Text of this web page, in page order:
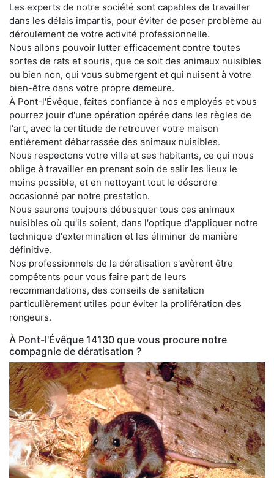
Les experts de notre société sont capables de travailler
dans les délais impartis, pour éviter de poser problème au
déroulement de votre activité professionnelle.
Nous allons pouvoir lutter efficacement contre toutes
sortes de rats et souris, que ce soit des animaux nuisibles
ou bien non, qui vous submergent et qui nuisent à votre
bien-être dans votre propre demeure.
À Pont-l'Évêque, faites confiance à nos employés et vous
pourrez jouir d'une opération opérée dans les règles de
l'art, avec la certitude de retrouver votre maison
entièrement débarrassée des animaux nuisibles.
Nous respectons votre villa et ses habitants, ce qui nous
oblige à travailler en prenant soin de salir les lieux le
moins possible, et en nettoyant tout le désordre
occasionné par notre prestation.
Nous saurons toujours débusquer tous ces animaux
nuisibles où qu'ils soient, dans l'optique d'appliquer notre
technique d'extermination et les éliminer de manière
définitive.
Nos professionnels de la dératisation s'avèrent être
compétents pour vous faire part de leurs
recommandations, des conseils de sanitation
particulièrement utiles pour éviter la prolifération des
rongeurs.
À Pont-l'Évêque 14130 que vous procure notre
compagnie de dératisation ?